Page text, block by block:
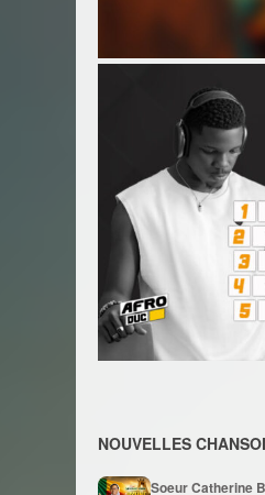
NOUVELLES
Soeur Catherine